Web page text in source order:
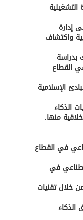
إدارة
واكتشاف
بدراسة
القطاع
الإسلامية
الذكاء
منها.
في القطاع
في
خلال تقنيات
الذكاء